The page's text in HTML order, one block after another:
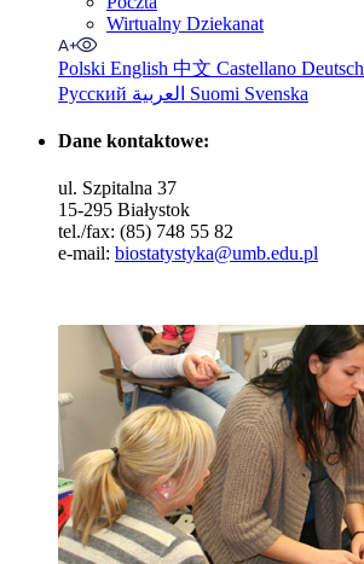
Wirtualny Dziekanat
Polski English 中文 Castellano Deutsch
Русский
Suomi Svenska
Dane kontaktowe:
ul. Szpitalna 37
15-295 Białystok
tel./fax: (85) 748 55 82
e-mail: biostatystyka@umb.edu.pl